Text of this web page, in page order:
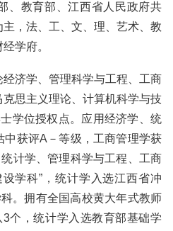
、教育部、江西省人民政府共
，法、工、文、理、艺术、教
学府。
济学、管理科学与工程、工商
思主义理论、计算机科学与技
学位授权点。应用经济学、统
中获评A－等级，工商管理学获
计学、管理科学与工程、工商
学科”，统计学入选江西省冲
。拥有全国高校黄大年式教师
个，统计学入选教育部基础学